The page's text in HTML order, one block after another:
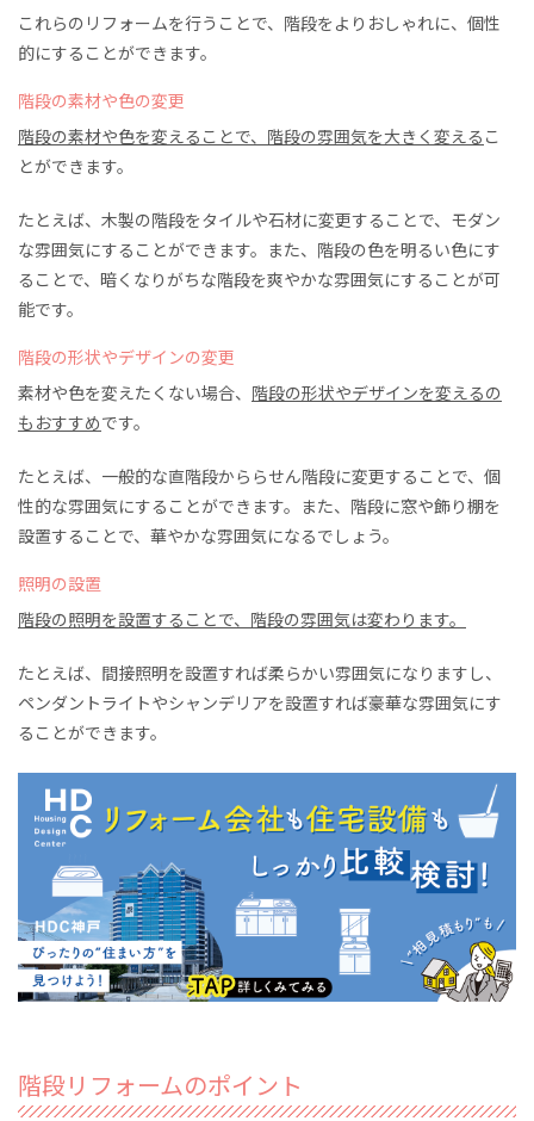
これらのリフォームを行うことで、階段をよりおしゃれに、個性
的にすることができます。
階段の素材や色の変更
階段の素材や色を変えることで、階段の雰囲気を大きく変える こ
とができます。
たとえば、木製の階段をタイルや石材に変更することで、モダン
な雰囲気にすることができます。また、階段の色を明るい色にす
ることで、 暗くなりがちな階段を爽やかな雰囲気にすることが可
能です。
階段の形状やデザインの変更
素材や色を変えたくない場合、 階段の形状やデザインを変えるの
もおすすめです。
たとえば、 一般的な直階段から らせん階段に変更することで、個
性的な雰囲気にすることができます。また、階段に窓や飾り棚を
設置することで、華やかな雰囲気になるでしょう。
照明の設置
階段の照明を設置することで、階段の雰囲気は変わります。
たとえば、間接照明を設置すれば柔らかい雰囲気になりますし、
ペンダントライトやシャンデリアを設置すれば豪華な雰囲気にす
ることができます。
階段リフォームのポイント